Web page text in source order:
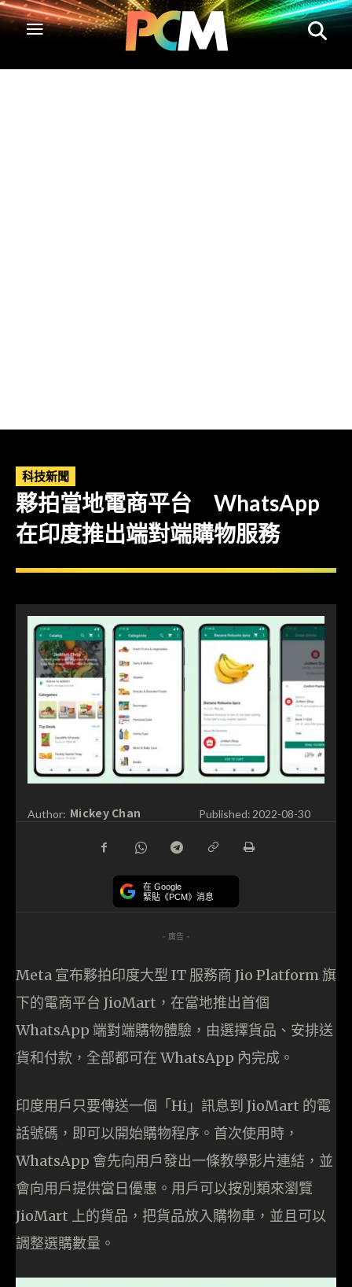
科技新聞
夥拍當地電商平台 WhatsApp
在印度推出端對端購物服務
Author: Mickey Chan Published: 2022-08-30
在 Google
緊貼《PCM》消息
- 廣告 -
Meta 宣布夥拍印度大型 IT 服務商 Jio Platform 旗
下的電商平台 JioMart，在當地推出首個
WhatsApp 端對端購物體驗，由選擇貨品、安排送
貨和付款，全部都可在 WhatsApp 內完成。
印度用戶只要傳送一個「Hi」訊息到 JioMart 的電
話號碼，即可以開始購物程序。首次使用時，
WhatsApp 會先向用戶發出一條教學影片連結，並
會向用戶提供當日優惠。用戶可以按別類來瀏覽
JioMart 上的貨品，把貨品放入購物車，並且可以
調整選購數量。